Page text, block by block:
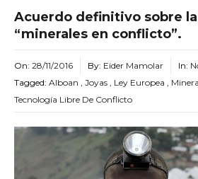
Acuerdo definitivo sobre
“minerales en conflicto”.
On: 28/11/2016 By: Eider Mamolar In:
Tagged: Alboan Joyas Ley Europea
Tecnología Libre De Conflicto